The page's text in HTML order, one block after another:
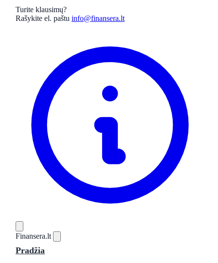
Turite klausimų?
Rašykite el. paštu info@finansera.lt
Finansera.lt
Pradžia